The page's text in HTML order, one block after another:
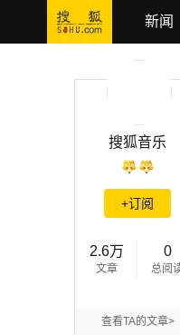
新闻
官宣：莱恩格瑞之夜
搜狐音乐
+订阅
2.6万
文章
0
总阅
查看TA的文章>